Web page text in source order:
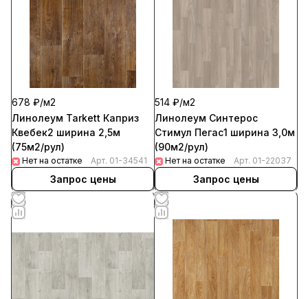
678 ₽/м2
Линолеум Tarkett Каприз
Квебек2 ширина 2,5м
(75м2/рул)
Нет на остатке Арт. 01-34541
Запрос цены
514 ₽/м2
Линолеум Синтерос
Стимул Пегас1 ширина 3,0м
(90м2/рул)
Нет на остатке Арт. 01-22037
Запрос цены